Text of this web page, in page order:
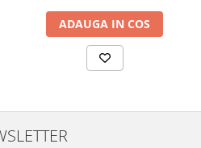
ADAUGA IN COS